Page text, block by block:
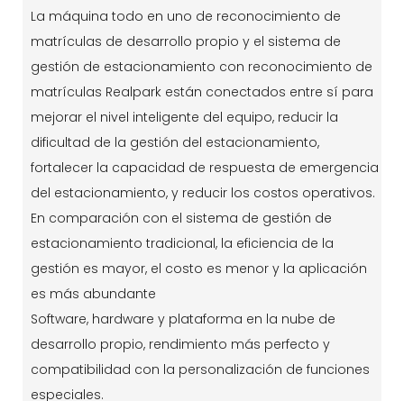
La máquina todo en uno de reconocimiento de
matrículas de desarrollo propio y el sistema de
gestión de estacionamiento con reconocimiento de
matrículas Realpark están conectados entre sí para
mejorar el nivel inteligente del equipo, reducir la
dificultad de la gestión del estacionamiento,
fortalecer la capacidad de respuesta de emergencia
del estacionamiento, y reducir los costos operativos.
En comparación con el sistema de gestión de
estacionamiento tradicional, la eficiencia de la
gestión es mayor, el costo es menor y la aplicación
es más abundante
Software, hardware y plataforma en la nube de
desarrollo propio, rendimiento más perfecto y
compatibilidad con la personalización de funciones
especiales.